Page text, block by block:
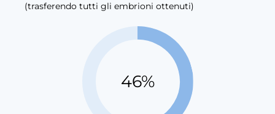
(trasferendo tutti gli embrioni ottenuti)
46%